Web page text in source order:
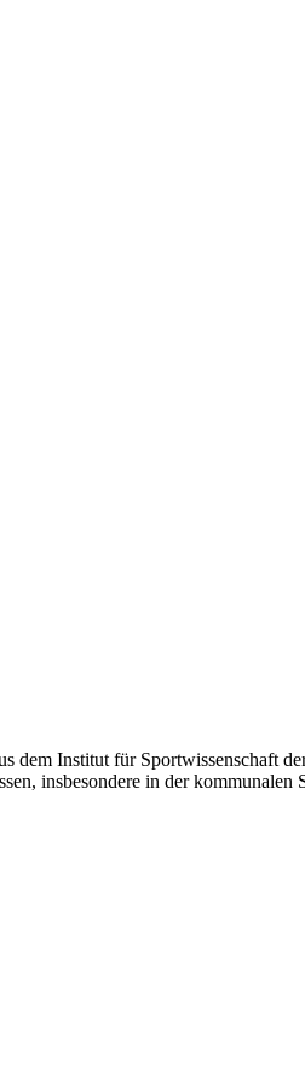
Institut für Sportwissenschaft
insbesondere in der kommunalen